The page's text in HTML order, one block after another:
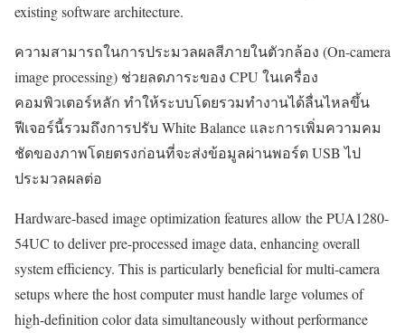
existing software architecture.
ความสามารถในการประมวลผลสีภายในตัวกล้อง (On-camera
image processing) ช่วยลดภาระของ CPU ในเครื่อง
คอมพิวเตอร์หลัก ทำให้ระบบโดยรวมทำงานได้ลื่นไหลขึ้น
ฟีเจอร์นี้รวมถึงการปรับ White Balance และการเพิ่มความคม
ชัดของภาพโดยตรงก่อนที่จะส่งข้อมูลผ่านพอร์ต USB ไป
ประมวลผลต่อ
Hardware-based image optimization features allow the PUA1280-
54UC to deliver pre-processed image data, enhancing overall
system efficiency. This is particularly beneficial for multi-camera
setups where the host computer must handle large volumes of
high-definition color data simultaneously without performance